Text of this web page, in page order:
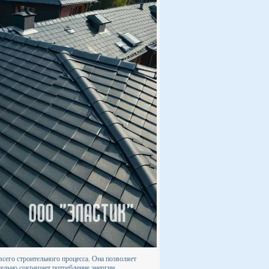
строительного процесса. Она позволяет